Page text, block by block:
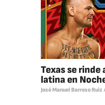
Texas se rinde
latina en
José Manuel Barroso Ruiz